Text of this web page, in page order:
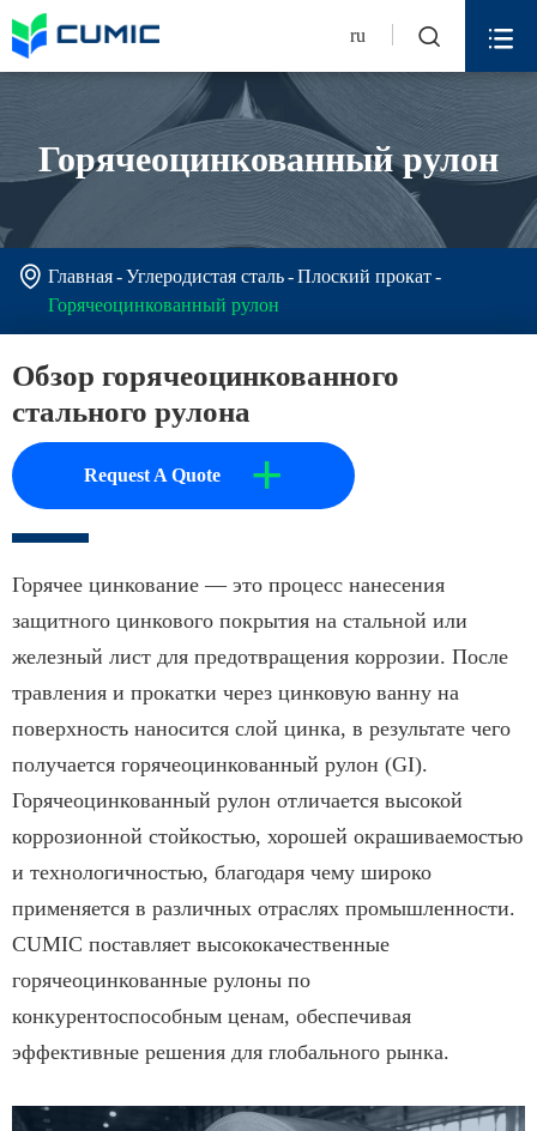
ru  
Горячеоцинкованный рулон
 Главная Углеродистая сталь
Плоский прокат
Горячеоцинкованный рулон
Обзор горячеоцинкованного
стального рулона
Request A Quote +
Горячее цинкование — это процесс нанесения
защитного цинкового покрытия на стальной или
железный лист для предотвращения коррозии. После
травления и прокатки через цинковую ванну на
поверхность наносится слой цинка, в результате чего
получается горячеоцинкованный рулон (GI).
Горячеоцинкованный рулон отличается высокой
коррозионной стойкостью, хорошей окрашиваемостью
и технологичностью, благодаря чему широко
применяется в различных отраслях промышленности.
CUMIC поставляет высококачественные
горячеоцинкованные рулоны по
конкурентоспособным ценам, обеспечивая
эффективные решения для глобального рынка.